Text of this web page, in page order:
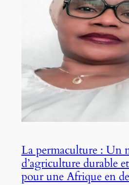
La permaculture : Un
d’agriculture durable
pour une Afrique en